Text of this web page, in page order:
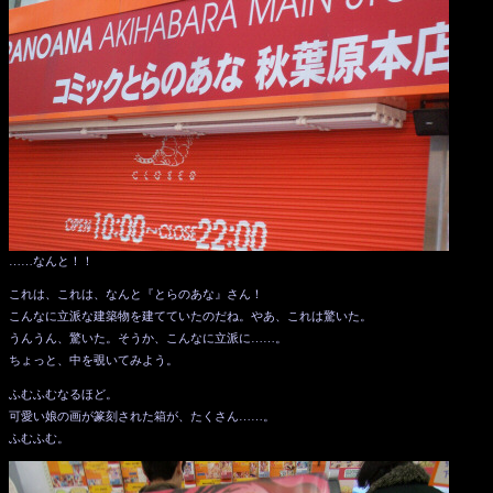
……なんと！！
これは、これは、なんと『とらのあな』さん！
こんなに立派な建築物を建てていたのだね。やあ、これは驚いた。
うんうん、驚いた。そうか、こんなに立派に……。
ちょっと、中を覗いてみよう。
ふむふむなるほど。
可愛い娘の画が篆刻された箱が、たくさん……。
ふむふむ。